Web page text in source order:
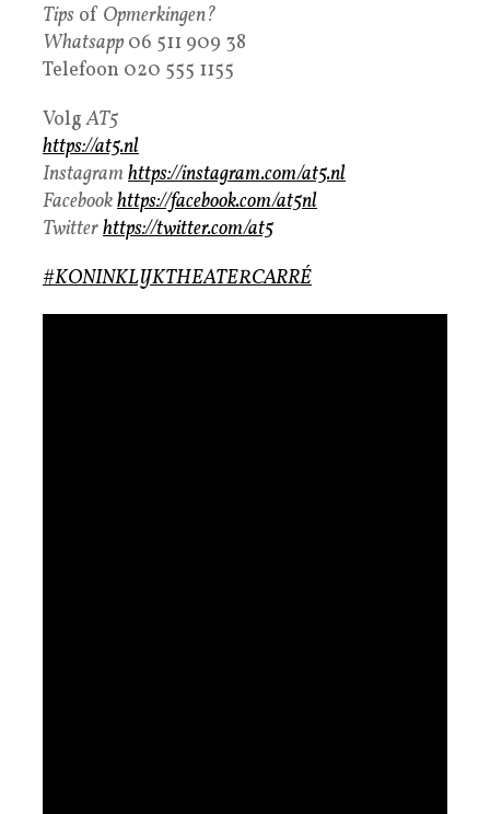
Tips of Opmerkingen?
Whatsapp 06 511 909 38
Telefoon 020 555 1155
VolgAT5
https://at5.nl
Instagram https://instagram.com/at5.nl
Facebookhttps://facebook.com/at5nl
Twitterhttps://twitter.com/at5
#KONINKLIJKTHEATERCARRÉ